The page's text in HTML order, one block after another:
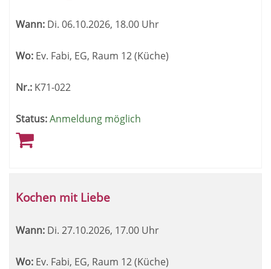
Wann: Di. 06.10.2026, 18.00 Uhr
Wo: Ev. Fabi, EG, Raum 12 (Küche)
Nr.: K71-022
Status:Anmeldung möglich
Kochen mit Liebe
Wann: Di. 27.10.2026, 17.00 Uhr
Wo: Ev. Fabi, EG, Raum 12 (Küche)